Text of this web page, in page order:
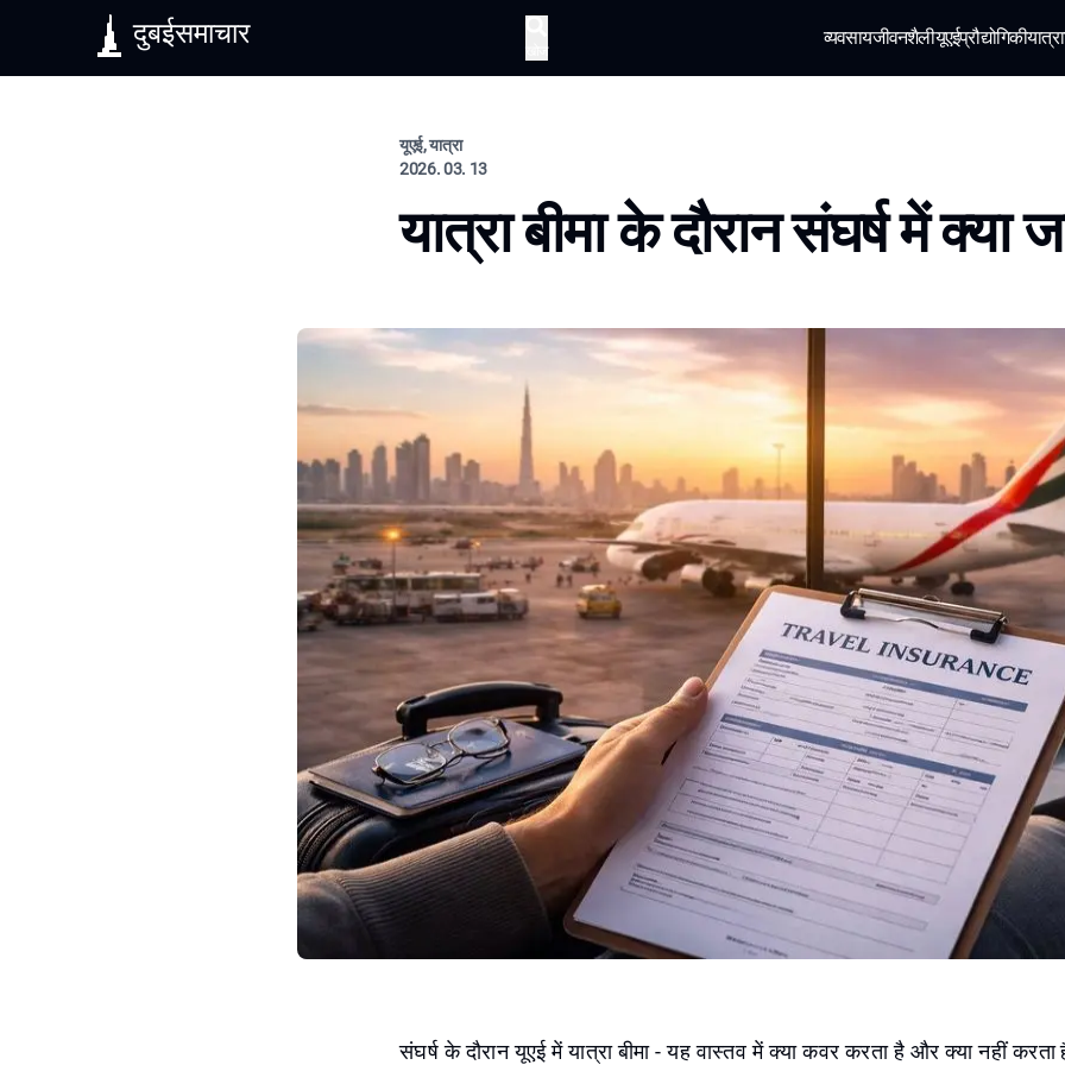
दुबईसमाचार व्यवसायजीवनशैलीयूएईप्रौद्योगिकीयात्रा
यूएई, यात्रा
2026. 03. 13
यात्रा बीमा के दौरान संघर्ष में क्या
संघर्ष के दौरान यूएई में यात्रा बीमा - यह वास्तव में क्या कवर करता है और क्या नहीं करता